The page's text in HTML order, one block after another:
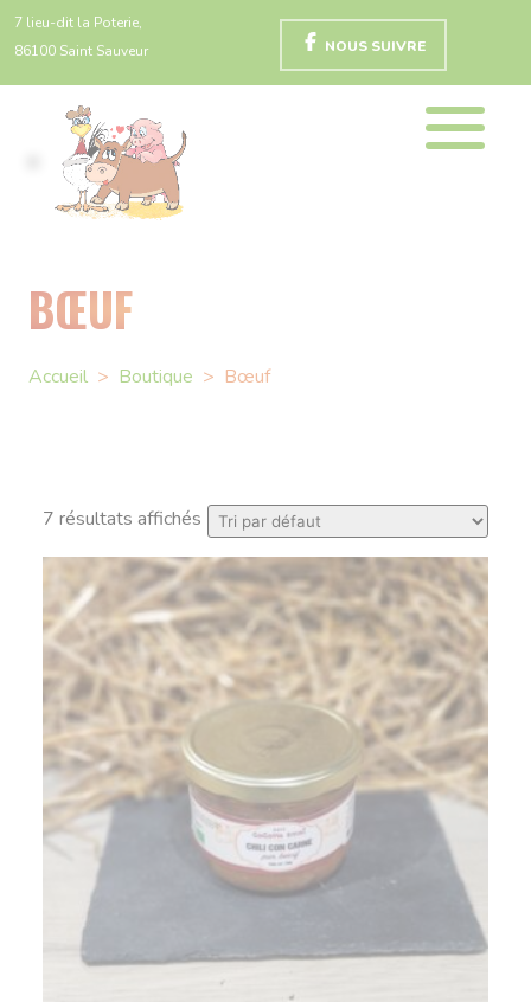
7 lieu-dit la Poterie,
86100 Saint Sauveur
NOUS SUIVRE
BŒUF
Accueil > Boutique > Bœuf
7 résultats affichés